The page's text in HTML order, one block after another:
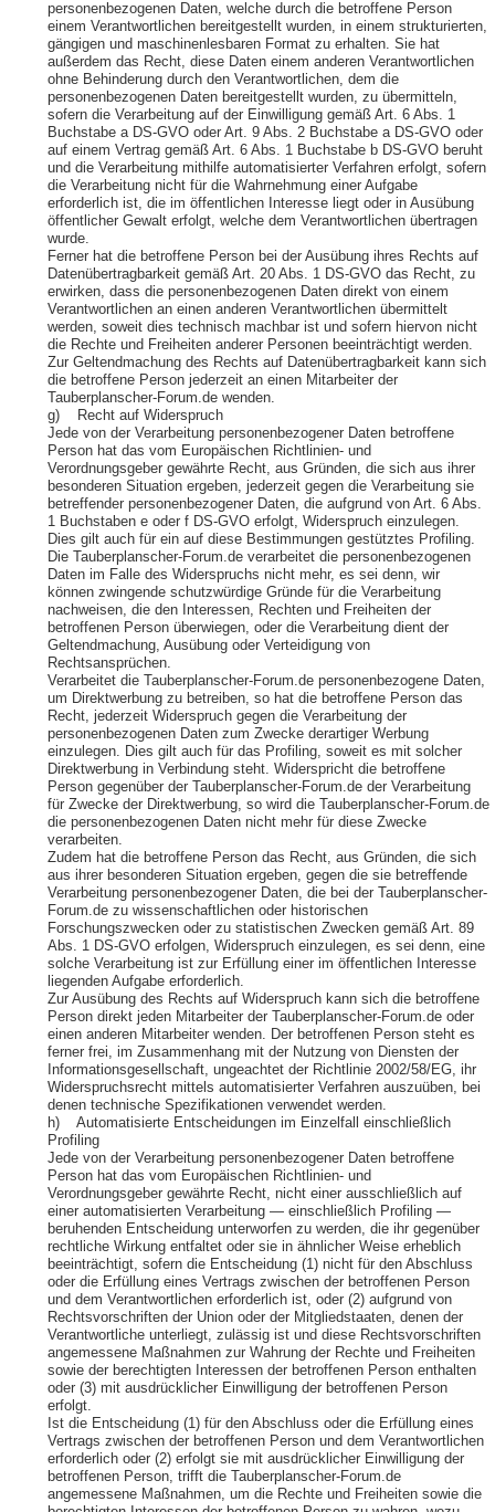
personenbezogenen Daten, welche durch die betroffene Person
einem Verantwortlichen bereitgestellt wurden, in einem strukturierten,
gängigen und maschinenlesbaren Format zu erhalten. Sie hat
außerdem das Recht, diese Daten einem anderen Verantwortlichen
ohne Behinderung durch den Verantwortlichen, dem die
personenbezogenen Daten bereitgestellt wurden, zu übermitteln,
sofern die Verarbeitung auf der Einwilligung gemäß Art. 6 Abs. 1
Buchstabe a DS-GVO oder Art. 9 Abs. 2 Buchstabe a DS-GVO oder
auf einem Vertrag gemäß Art. 6 Abs. 1 Buchstabe b DS-GVO beruht
und die Verarbeitung mithilfe automatisierter Verfahren erfolgt, sofern
die Verarbeitung nicht für die Wahrnehmung einer Aufgabe
erforderlich ist, die im öffentlichen Interesse liegt oder in Ausübung
öffentlicher Gewalt erfolgt, welche dem Verantwortlichen übertragen
wurde.
Ferner hat die betroffene Person bei der Ausübung ihres Rechts auf
Datenübertragbarkeit gemäß Art. 20 Abs. 1 DS-GVO das Recht, zu
erwirken, dass die personenbezogenen Daten direkt von einem
Verantwortlichen an einen anderen Verantwortlichen übermittelt
werden, soweit dies technisch machbar ist und sofern hiervon nicht
die Rechte und Freiheiten anderer Personen beeinträchtigt werden.
Zur Geltendmachung des Rechts auf Datenübertragbarkeit kann sich
die betroffene Person jederzeit an einen Mitarbeiter der
Tauberplanscher-Forum.de wenden.
g) Recht auf Widerspruch
Jede von der Verarbeitung personenbezogener Daten betroffene
Person hat das vom Europäischen Richtlinien- und
Verordnungsgeber gewährte Recht, aus Gründen, die sich aus ihrer
besonderen Situation ergeben, jederzeit gegen die Verarbeitung sie
betreffender personenbezogener Daten, die aufgrund von Art. 6 Abs.
1 Buchstaben e oder f DS-GVO erfolgt, Widerspruch einzulegen.
Dies gilt auch für ein auf diese Bestimmungen gestütztes Profiling.
Die Tauberplanscher-Forum.de verarbeitet die personenbezogenen
Daten im Falle des Widerspruchs nicht mehr, es sei denn, wir
können zwingende schutzwürdige Gründe für die Verarbeitung
nachweisen, die den Interessen, Rechten und Freiheiten der
betroffenen Person überwiegen, oder die Verarbeitung dient der
Geltendmachung, Ausübung oder Verteidigung von
Rechtsansprüchen.
Verarbeitet die Tauberplanscher-Forum.de personenbezogene Daten,
um Direktwerbung zu betreiben, so hat die betroffene Person das
Recht, jederzeit Widerspruch gegen die Verarbeitung der
personenbezogenen Daten zum Zwecke derartiger Werbung
einzulegen. Dies gilt auch für das Profiling, soweit es mit solcher
Direktwerbung in Verbindung steht. Widerspricht die betroffene
Person gegenüber der Tauberplanscher-Forum.de der Verarbeitung
für Zwecke der Direktwerbung, so wird die Tauberplanscher-Forum.de
die personenbezogenen Daten nicht mehr für diese Zwecke
verarbeiten.
Zudem hat die betroffene Person das Recht, aus Gründen, die sich
aus ihrer besonderen Situation ergeben, gegen die sie betreffende
Verarbeitung personenbezogener Daten, die bei der Tauberplanscher-
Forum.de zu wissenschaftlichen oder historischen
Forschungszwecken oder zu statistischen Zwecken gemäß Art. 89
Abs. 1 DS-GVO erfolgen, Widerspruch einzulegen, es sei denn, eine
solche Verarbeitung ist zur Erfüllung einer im öffentlichen Interesse
liegenden Aufgabe erforderlich.
Zur Ausübung des Rechts auf Widerspruch kann sich die betroffene
Person direkt jeden Mitarbeiter der Tauberplanscher-Forum.de oder
einen anderen Mitarbeiter wenden. Der betroffenen Person steht es
ferner frei, im Zusammenhang mit der Nutzung von Diensten der
Informationsgesellschaft, ungeachtet der Richtlinie 2002/58/EG, ihr
Widerspruchsrecht mittels automatisierter Verfahren auszuüben, bei
denen technische Spezifikationen verwendet werden.
h) Automatisierte Entscheidungen im Einzelfall einschließlich
Profiling
Jede von der Verarbeitung personenbezogener Daten betroffene
Person hat das vom Europäischen Richtlinien- und
Verordnungsgeber gewährte Recht, nicht einer ausschließlich auf
einer automatisierten Verarbeitung — einschließlich Profiling —
beruhenden Entscheidung unterworfen zu werden, die ihr gegenüber
rechtliche Wirkung entfaltet oder sie in ähnlicher Weise erheblich
beeinträchtigt, sofern die Entscheidung (1) nicht für den Abschluss
oder die Erfüllung eines Vertrags zwischen der betroffenen Person
und dem Verantwortlichen erforderlich ist, oder (2) aufgrund von
Rechtsvorschriften der Union oder der Mitgliedstaaten, denen der
Verantwortliche unterliegt, zulässig ist und diese Rechtsvorschriften
angemessene Maßnahmen zur Wahrung der Rechte und Freiheiten
sowie der berechtigten Interessen der betroffenen Person enthalten
oder (3) mit ausdrücklicher Einwilligung der betroffenen Person
erfolgt.
Ist die Entscheidung (1) für den Abschluss oder die Erfüllung eines
Vertrags zwischen der betroffenen Person und dem Verantwortlichen
erforderlich oder (2) erfolgt sie mit ausdrücklicher Einwilligung der
betroffenen Person, trifft die Tauberplanscher-Forum.de
angemessene Maßnahmen, um die Rechte und Freiheiten sowie die